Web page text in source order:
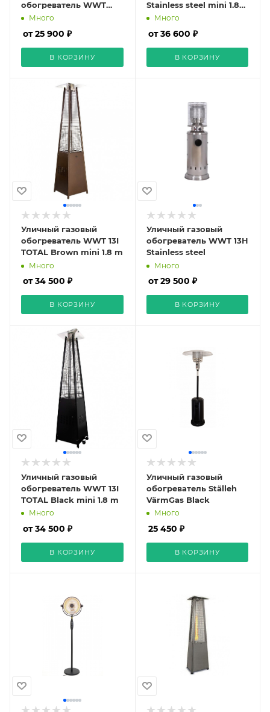
обогреватель WWT
ELCON BH-1500
Много
от 25 900 ₽
В КОРЗИНУ
Stainless steel mini 1.8
m Много
от 36 600 ₽
В КОРЗИНУ
Уличный газовый
обогреватель WWT 13I
TOTAL Brown mini 1.8 m
Много
от 34 500 ₽
В КОРЗИНУ
Уличный газовый
обогреватель WWT 13H
Stainless steel
Много
от 29 500 ₽
В КОРЗИНУ
Уличный газовый
обогреватель WWT 13I
TOTAL Black mini 1.8 m
Много
от 34 500 ₽
В КОРЗИНУ
Уличный газовый
обогреватель Ställeh
VärmGas Black
Много
25 450 ₽
В КОРЗИНУ